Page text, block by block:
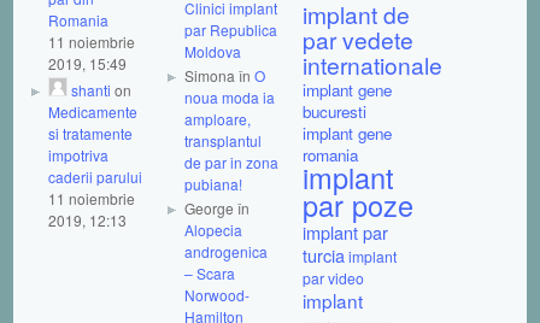
Romania
11 noiembrie
2019, 15:49
shanti on
Medicamente
si tratamente
impotriva
caderii parului
11 noiembrie
2019, 12:13
Clinici implant
par Republica
Moldova
Simona înO
noua moda ia
amploare,
transplantul
de par in zona
pubiana!
George în
Alopecia
androgenica
– Scara
Norwood-
Hamilton
implant de
par vedete
internationale
implant gene
bucuresti
implant gene
romania
implant
par poze
implant par
turciaimplant
par video
implant